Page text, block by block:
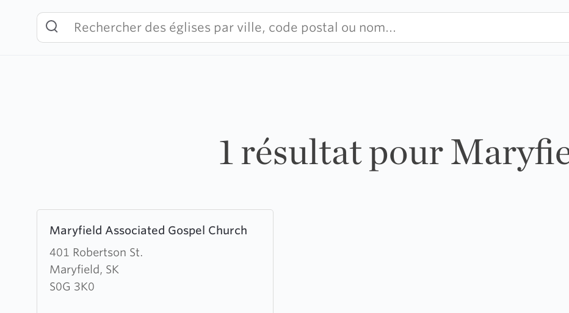
1 résultat pour
Maryfield Associated Gospel Church
401 Robertson St.
Maryfield, SK
S0G 3K0
more
about
Maryfield
Associated